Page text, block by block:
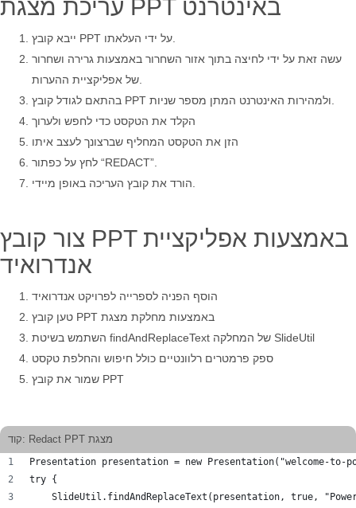
עריכת מצגת PPT באינטרנט
עשה זאת על ידי לחיצה בתוך אזור השחרור באמצעות גרירה ושחרור
הקלד את הטקסט כדי לחפש ולערוך
הזן את הטקסט המחליף שברצונך לעצב איתו
לחץ על כפתור “REDACT”.
צור קובץ PPT באמצעות אפליקציית
אנדרואיד
הוסף הפניה לספרייה לפרויקט אנדרואיד
טען קובץ PPT באמצעות מחלקת מצגת
השתמש בשיטת findAndReplaceText של המחלקה SlideUtil
ספק פרמטרים רלוונטיים כולל חיפוש והחלפת טקסט
שמור את קובץ PPT
קוד: Redact PPT מצגת
Presentation presentation = new Presentation("welcome-to-
try {
SlideUtil.findAndReplaceText(presentation, true,